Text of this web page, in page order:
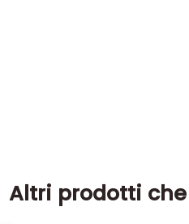
Altri prodotti